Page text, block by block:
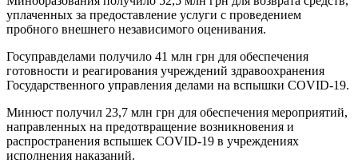
уплаченных за предоставление услуги с проведением
пробного внешнего независимого оценивания.
Госуправделами получило 41 млн грн для обеспечения
готовности и реагирования учреждений здравоохранения
Государственного управления делами на вспышки COVID-19.
Минюст получил 23,7 млн грн для обеспечения мероприятий,
направленных на предотвращение возникновения и
распространения вспышек COVID-19 в учреждениях
исполнения наказаний.